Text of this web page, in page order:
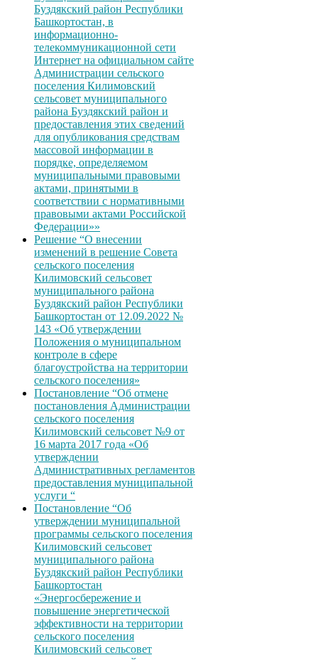
Буздякский район Республики
Башкортостан, в
информационно-
телекоммуникационной сети
Интернет на официальном сайте
Администрации сельского
поселения Килимовский
сельсовет муниципального
района Буздякский район и
предоставления этих сведений
для опубликования средствам
массовой информации в
порядке, определяемом
муниципальными правовыми
актами, принятыми в
соответствии с нормативными
правовыми актами Российской
Федерации»»
Решение “О внесении
изменений в решение Совета
сельского поселения
Килимовский сельсовет
муниципального района
Буздякский район Республики
Башкортостан от 12.09.2022 №
143 «Об утверждении
Положения о муниципальном
контроле в сфере
благоустройства на территории
сельского поселения»
Постановление “Об отмене
постановления Администрации
сельского поселения
Килимовский сельсовет №9 от
16 марта 2017 года «Об
утверждении
Административных регламентов
предоставления муниципальной
услуги “
Постановление “Об
утверждении муниципальной
программы сельского поселения
Килимовский сельсовет
муниципального района
Буздякский район Республики
Башкортостан
«Энергосбережение и
повышение энергетической
эффективности на территории
сельского поселения
Килимовский сельсовет